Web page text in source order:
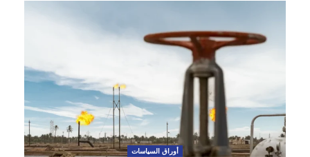
أوراق السياسات